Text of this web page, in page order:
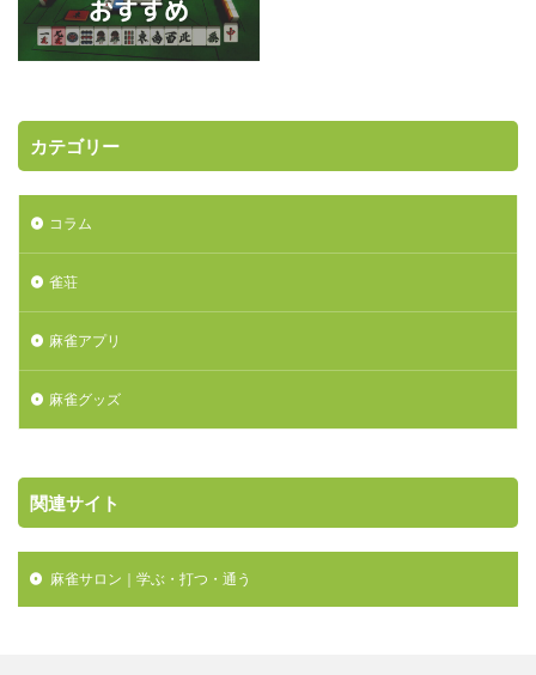
カテゴリー
コラム
雀荘
麻雀アプリ
麻雀グッズ
関連サイト
 麻雀サロン｜学ぶ・打つ・通う